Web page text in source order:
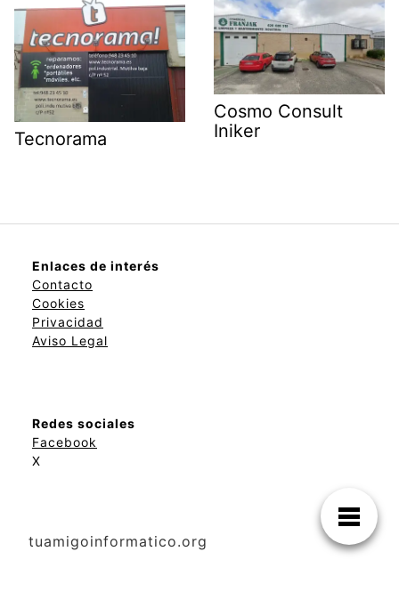
Tecnorama
Cosmo Consult
Iniker
Enlaces de interés
Contacto
Cookies
Privacidad
Aviso Legal
Redes sociales
Facebook
X
tuamigoinformatico.org